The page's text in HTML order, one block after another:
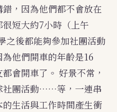
，因為他們都不會放在
短大約7小時（上午
之後都能夠參加社團活動
他們開車的年齡是16
會開車了。 好景不常，
社團活動……等，一連串
生活與工作時間產生衝